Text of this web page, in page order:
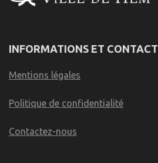
INFORMATIONS ET CONTACT
Mentions légales
Politique de confidentialité
Contactez-nous